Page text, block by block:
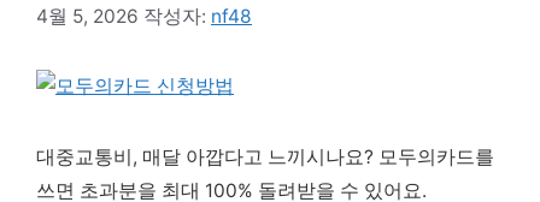
4월 5, 2026 작성자: nf48
대중교통비, 매달 아깝다고 느끼시나요? 모두의카드를
쓰면 초과분을 최대 100% 돌려받을 수 있어요.